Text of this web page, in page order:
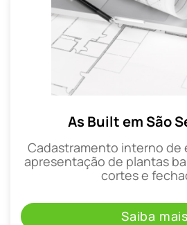
As Built em São
Cadastramento interno de
apresentação de plantas
cortes e
Saiba mais